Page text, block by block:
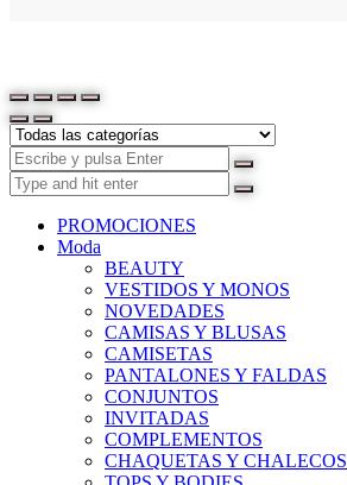
PROMOCIONES
Moda
BEAUTY
VESTIDOS Y MONOS
NOVEDADES
CAMISAS Y BLUSAS
CAMISETAS
PANTALONES Y FALDAS
CONJUNTOS
INVITADAS
COMPLEMENTOS
CHAQUETAS Y CHALECOS